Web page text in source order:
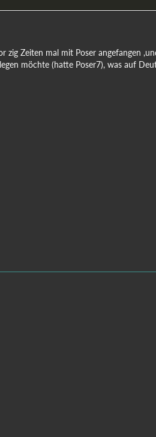
zig Zeiten mal mit Poser angefangen
möchte (hatte Poser7), was auf